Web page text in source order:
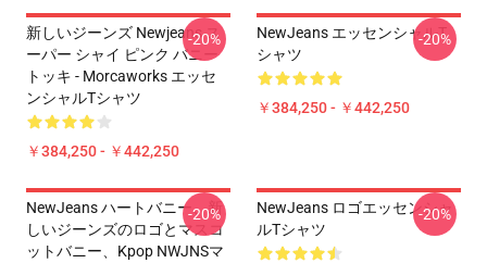
新しいジーンズ Newjeans ス
ーパー シャイ ピンク バニー
トッキ - Morcaworks エッセ
ンシャルTシャツ
￥384,250 - ￥442,250
-20%
NewJeans エッセンシャルT
シャツ
￥384,250 - ￥442,250
-20%
NewJeans ハートバニー、新
しいジーンズのロゴとマスコ
ットバニー、Kpop NWJNSマ
-20%
NewJeans ロゴエッセンシャ
ルTシャツ
-20%